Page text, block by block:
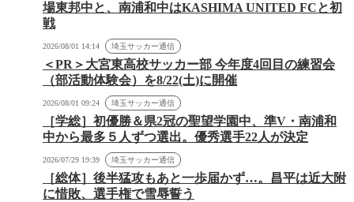
場東邦中と、南浦和中はKASHIMA UNITED FCと初
戦
2026/08/01 14:14 埼玉サッカー通信
＜PR＞大宮東高校サッカー部 今年度4回目の練習会
（部活動体験会）を8/22(土)に開催
2026/08/01 09:24 埼玉サッカー通信
［学総］初優勝＆県2冠の聖望学園中、準V・南浦和
中から最多５人ずつ選出。優秀選手22人が決定
2026/07/29 19:39 埼玉サッカー通信
［総体］後半猛攻もあと一歩届かず…。昌平は近大附
に惜敗、選手権で雪辱誓う